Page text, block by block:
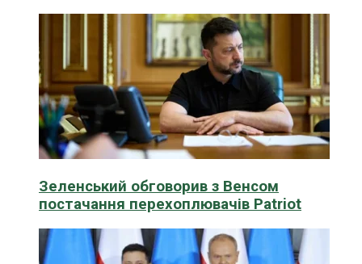
Зеленський обговорив з Венсом
постачання перехоплювачів Patriot